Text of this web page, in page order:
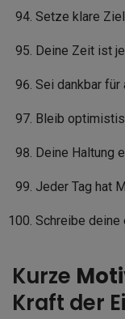
Setze klare
Deine Zeit ist
Sei dankbar für
Bleib
Deine Haltung
Jeder Tag hat
Schreibe deine
Kurze
Kraft der